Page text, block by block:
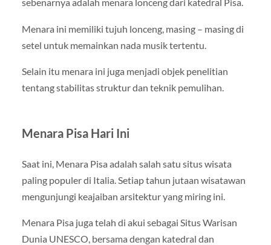
sebenarnya adalah menara lonceng dari katedral Pisa.
Menara ini memiliki tujuh lonceng, masing – masing di
setel untuk memainkan nada musik tertentu.
Selain itu menara ini juga menjadi objek penelitian
tentang stabilitas struktur dan teknik pemulihan.
Menara Pisa Hari Ini
Saat ini, Menara Pisa adalah salah satu situs wisata
paling populer di Italia. Setiap tahun jutaan wisatawan
mengunjungi keajaiban arsitektur yang miring ini.
Menara Pisa juga telah di akui sebagai Situs Warisan
Dunia UNESCO, bersama dengan katedral dan